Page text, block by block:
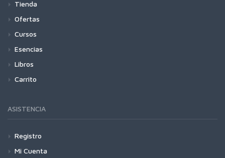
Tienda
Ofertas
Cursos
Esencias
Libros
Carrito
ASISTENCIA
Registro
Mi Cuenta